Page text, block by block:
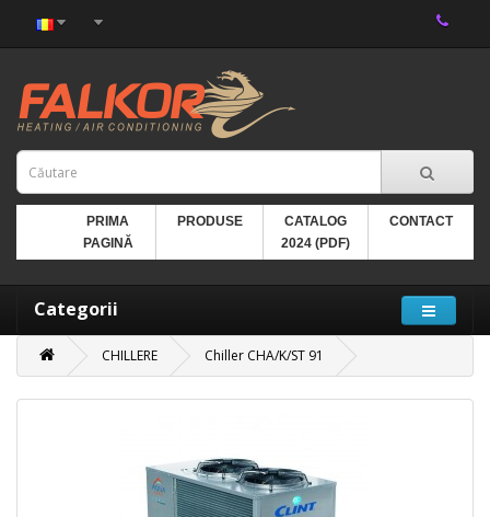
PRIMA
PAGINĂ
PRODUSE
CATALOG
2024 (PDF)
CONTACT
Categorii
CHILLERE Chiller CHA/K/ST 91